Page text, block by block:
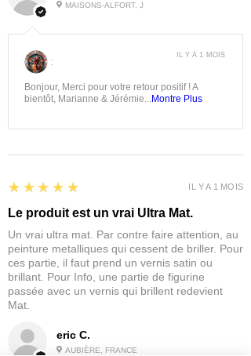
MAISONS-ALFORT, J
:
Bonjour, Merci pour votre retour positif ! A
bientôt, Marianne & Jérémie...Montre Plus
IL Y A 1 MOIS
eric C.
AUBIÈRE, FRANCE
5
★★★★★
Le produit est un vrai Ultra Mat.
Un vrai ultra mat. Par contre faire attention, au
peinture metalliques qui cessent de briller. Pour
ces partie, il faut prend un vernis satin ou
brillant. Pour Info, une partie de figurine
passée avec un vernis qui brillent redevient
Mat.
IL Y A 1 MOIS